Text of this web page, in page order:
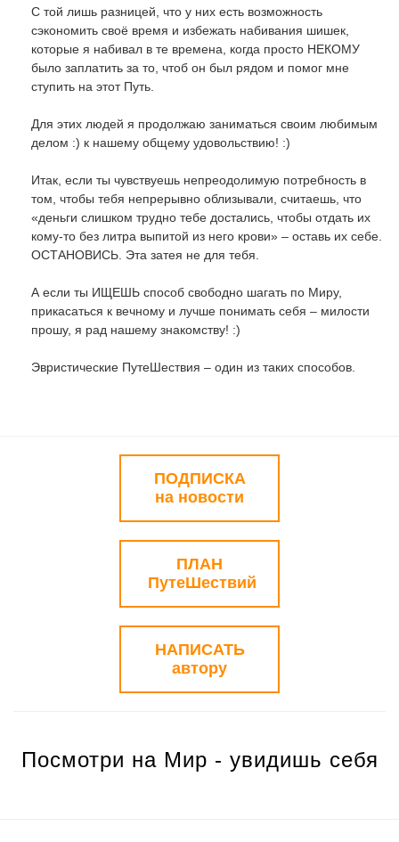
С той лишь разницей, что у них есть возможность
сэкономить своё время и избежать набивания шишек,
которые я набивал в те времена, когда просто НЕКОМУ
было заплатить за то, чтоб он был рядом и помог мне
ступить на этот Путь.
Для этих людей я продолжаю заниматься своим любимым
делом :) к нашему общему удовольствию! :)
Итак, если ты чувствуешь непреодолимую потребность в
том, чтобы тебя непрерывно облизывали, считаешь, что
«деньги слишком трудно тебе достались, чтобы отдать их
кому-то без литра выпитой из него крови» – оставь их себе.
ОСТАНОВИСЬ. Эта затея не для тебя.
А если ты ИЩЕШЬ способ свободно шагать по Миру,
прикасаться к вечному и лучше понимать себя – милости
прошу, я рад нашему знакомству! :)
Эвристические ПутеШествия – один из таких способов.
ПОДПИСКА
на новости
ПЛАН
ПутеШествий
НАПИСАТЬ
автору
Посмотри на Мир - увидишь себя